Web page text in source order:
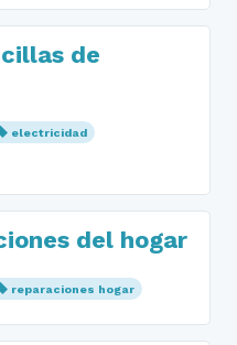
de
electricidad
del hogar
reparaciones hogar